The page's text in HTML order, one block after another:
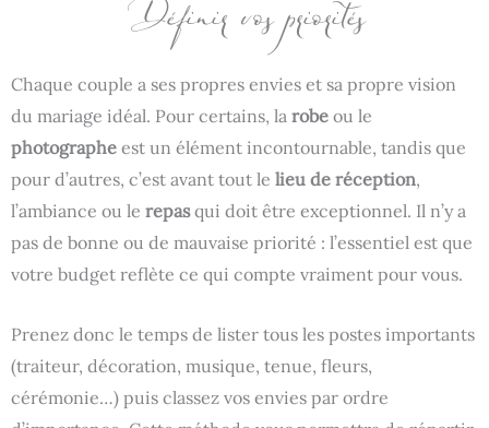
Définir vos priorités
Chaque couple a ses propres envies et sa propre vision
du mariage idéal. Pour certains, la robe ou le
photographe est un élément incontournable, tandis que
pour d’autres, c’est avant tout le lieu de réception,
l’ambiance ou le repasqui doit être exceptionnel. Il n’y a
pas de bonne ou de mauvaise priorité : l’essentiel est que
votre budget reflète ce qui compte vraiment pour vous.
Prenez donc le temps de lister tous les postes importants
(traiteur, décoration, musique, tenue, fleurs,
cérémonie…) puis classez vos envies par ordre